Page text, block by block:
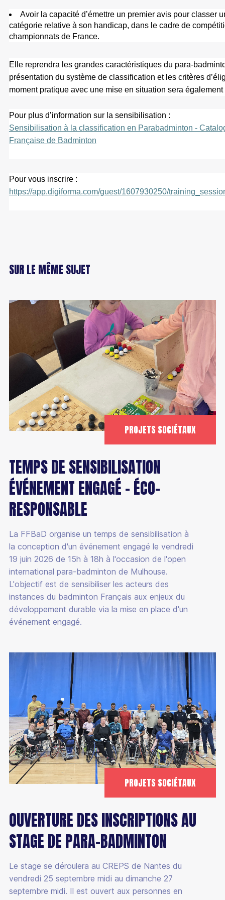
Assurance
Mutation
Informations médicales
Devenir classificateur en para-badminton
Devenir coach Bad Santé Bien-Être
Catalogue de formations
Partenaires
Paris sportifs
Calendrier administratif
Boutique club
Accueillir des licenciés en situation de handicap
Labels
Écoles Françaises de Badminton
Quinzaine du badminton
100% Bad
Avoir la capacité d’émettre un premier avis pour classer
catégorie relative à son handicap, dans le cadre de
championnats de France.
Elle reprendra les grandes caractéristiques du para-
présentation du système de classification et les critères
moment pratique avec une mise en situation sera
Pour plus d’information sur la sensibilisation :
Sensibilisation à la classification en Parabadminton -
Française de Badminton
Pour vous inscrire :
https://app.digiforma.com/guest/1607930250/
SUR LE MÊME SUJET
PROJETS SOCIÉTAUX
TEMPS DE SENSIBILISATION
ÉVÉNEMENT ENGAGÉ - ÉCO-
RESPONSABLE
La FFBaD organise un temps de sensibilisation à
la conception d'un événement engagé le vendredi
19 juin 2026 de 15h à 18h à l'occasion de l'open
international para-badminton de Mulhouse.
L'objectif est de sensibiliser les acteurs des
instances du badminton Français aux enjeux du
développement durable via la mise en place d'un
événement engagé.
PROJETS SOCIÉTAUX
OUVERTURE DES INSCRIPTIONS AU
STAGE DE PARA-BADMINTON
Le stage se déroulera au CREPS de Nantes du
vendredi 25 septembre midi au dimanche 27
septembre midi. Il est ouvert aux personnes en